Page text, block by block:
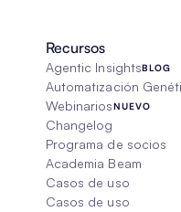
Recursos
Agentic InsightsBLOG
Automatización
WebinariosNUEVO
Changelog
Programa de socios
Academia Beam
Casos de uso
Casos de uso